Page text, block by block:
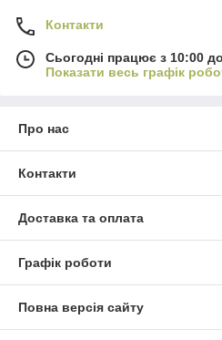
Контакти
Сьогодні працює з 10:00
Показати весь графік
Про нас
Контакти
Доставка та оплата
Графік роботи
Повна версія сайту